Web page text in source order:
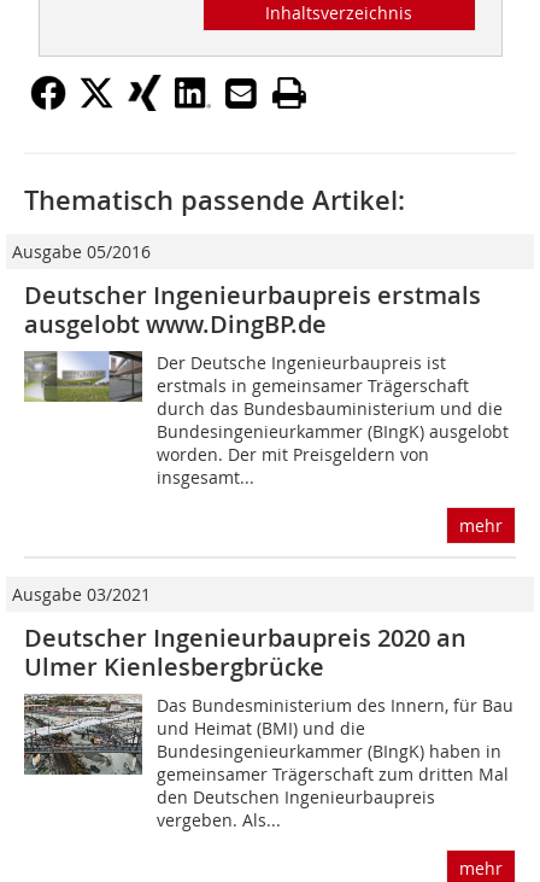
Inhaltsverzeichnis
Thematisch passende Artikel:
Ausgabe 05/2016
Deutscher Ingenieurbaupreis erstmals
ausgelobt www.DingBP.de
Der Deutsche Ingenieurbaupreis ist
erstmals in gemeinsamer Trägerschaft
durch das Bundesbauministerium und die
Bundesingenieurkammer (BIngK) ausgelobt
worden. Der mit Preisgeldern von
insgesamt...
mehr
Ausgabe 03/2021
Deutscher Ingenieurbaupreis 2020 an
Ulmer Kienlesbergbrücke
Das Bundesministerium des Innern, für Bau
und Heimat (BMI) und die
Bundesingenieurkammer (BIngK) haben in
gemeinsamer Trägerschaft zum dritten Mal
den Deutschen Ingenieurbaupreis
vergeben. Als...
mehr